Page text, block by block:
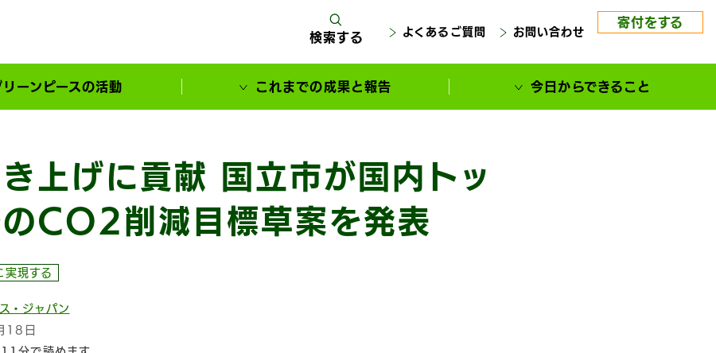
検索する よくあるご質問 お問い合わせ
寄付をする
リーンピースの活動 これまでの成果と報告 今日からできること
上げに貢献 国立市が国内トッ
CO2削減目標草案を発表
実現する
・ジャパン
18日